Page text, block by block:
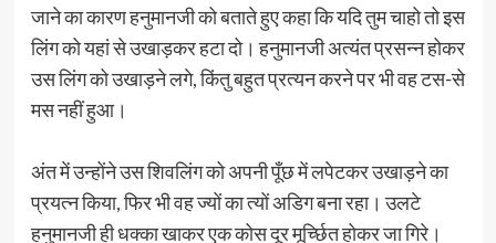
जाने का कारण हनुमानजी को बताते हुए कहा कि यदि तुम चाहो तो इस
लिंग को यहां से उखाड़कर हटा दो। हनुमानजी अत्यंत प्रसन्न होकर
उस लिंग को उखाड़ने लगे, किंतु बहुत प्रत्यन करने पर भी वह टस-से
मस नहीं हुआ।
अंत में उन्होंने उस शिवलिंग को अपनी पूँछ में लपेटकर उखाड़ने का
प्रयत्न किया, फिर भी वह ज्यों का त्यों अडिग बना रहा। उलटे
हनुमानजी ही धक्का खाकर एक कोस दूर मूर्च्छित होकर जा गिरे।